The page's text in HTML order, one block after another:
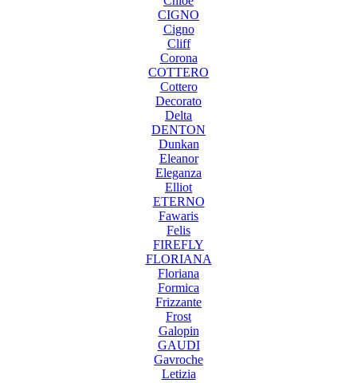
CIGNO
Cigno
Cliff
Corona
COTTERO
Cottero
Decorato
Delta
DENTON
Dunkan
Eleanor
Eleganza
Elliot
ETERNO
Fawaris
Felis
FIREFLY
FLORIANA
Floriana
Formica
Frizzante
Frost
Galopin
GAUDI
Gavroche
Letizia